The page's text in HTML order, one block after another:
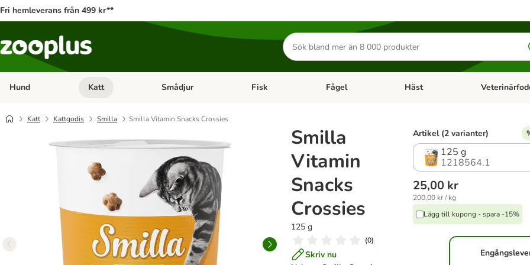
Fri hemleverans från 499 kr**
Sök
efter
produkter
Hund Open category menu: Hund
Katt Open category menu: Katt
Smådjur Open category menu: Smådjur
Fisk Open category menu: Fisk
Fågel Open category menu: Fågel
Häst Open category
Katt Kattgodis Smilla Smilla Vitamin Snacks Crossies
Smilla
Vitamin
Snacks
Crossies
125 g
(0)
Skriv nu
Artikel (2 varianter)
125 g
1218564.1
25,00 kr
200,00 kr / kg
Lägg till kupong - spara -15%